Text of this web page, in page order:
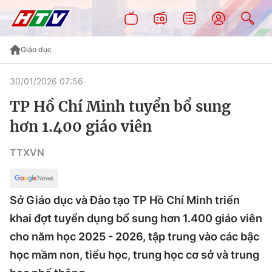
Giáo dục
30/01/2026 07:56
TP Hồ Chí Minh tuyển bổ sung
hơn 1.400 giáo viên
TTXVN
Sở Giáo dục và Đào tạo TP Hồ Chí Minh triển
khai đợt tuyển dụng bổ sung hơn 1.400 giáo viên
cho năm học 2025 - 2026, tập trung vào các bậc
học mầm non, tiểu học, trung học cơ sở và trung